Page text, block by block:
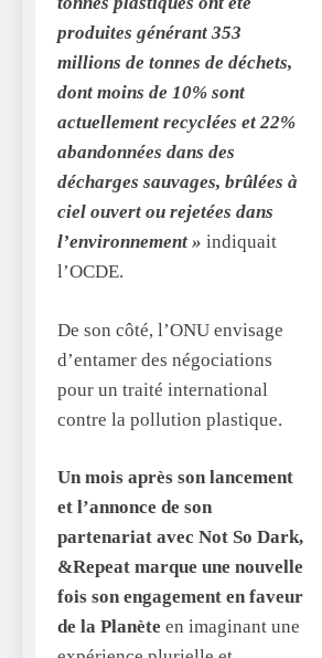
produites générant 353
millions de tonnes de déchets,
dont moins de 10% sont
actuellement recyclées et 22%
abandonnées dans des
décharges sauvages, brûlées à
ciel ouvert ou rejetées dans
l’environnement » indiquait
l’OCDE.
De son côté, l’ONU envisage
d’entamer des négociations
pour un traité international
contre la pollution plastique.
Un mois après son lancement
et l’annonce de son
partenariat avec Not So Dark,
&Repeat marque une nouvelle
fois son engagement en faveur
de la Planète en imaginant une